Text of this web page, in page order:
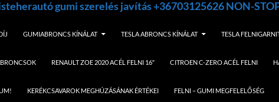
gumi szerelés javítás +36703125626 NON-
GUMIABRONCS KÍNÁLAT TESLA ABRONCS KÍNÁLAT TESLA
RENAULT ZOE 2020 ACÉL FELNI 16″ CITROEN C-ZERO ACÉL FELNI
KERÉKCSAVAROK MEGHÚZÁSÁNAK ÉRTÉKEI FELNI – GUMI MEGFELELŐSÉG